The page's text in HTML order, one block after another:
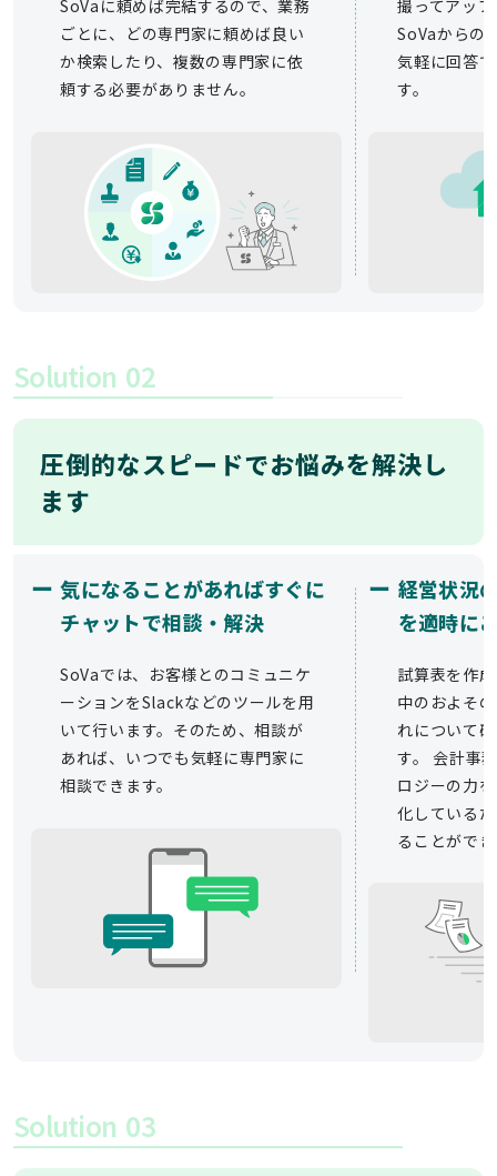
SoVaに頼めば完結するので、業務
ごとに、どの専門家に頼めば良い
か検索したり、複数の専門家に依
頼する必要がありません。
撮ってアッ
SoVaからの
気軽に回答
す。
Solution 02
圧倒的なスピードでお悩みを解決し
ます
ー 気になることがあればすぐに
チャットで相談・解決
SoVaでは、お客様とのコミュニケ
ーションをSlackなどのツールを用
いて行います。そのため、相談が
あれば、いつでも気軽に専門家に
相談できます。
ー 経営状況
を適時に
試算表を作
中のおよそ
れについて
す。 会計事
ロジーの力
化している
ることがで
Solution 03